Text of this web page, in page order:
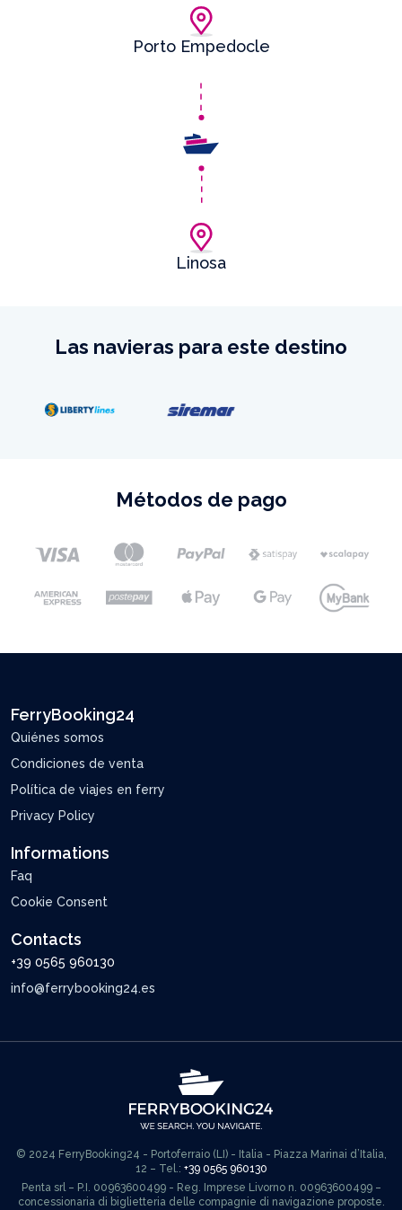
Porto Empedocle
Linosa
Las navieras para este destino
Métodos de pago
FerryBooking24
Quiénes somos
Condiciones de venta
Política de viajes en ferry
Privacy Policy
Informations
Faq
Cookie Consent
Contacts
+39 0565 960130
info@ferrybooking24.es
© 2024 FerryBooking24 - Portoferraio (LI) - Italia - Piazza Marinai d’Italia,
12 – Tel.: +39 0565 960130
Penta srl – P.I. 00963600499 - Reg. Imprese Livorno n. 00963600499 –
concessionaria di biglietteria delle compagnie di navigazione proposte.